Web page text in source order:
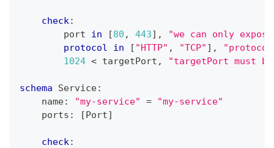
check:
        port
in [80 , 443] ,
"we can only
protocol
in [ "HTTP" , "TCP" ] ,
"protocol
1024 < targetPort , "targetPort must
schema Service:
    name
: "my-service" =
"my-service"
    ports
: [Port]
check: